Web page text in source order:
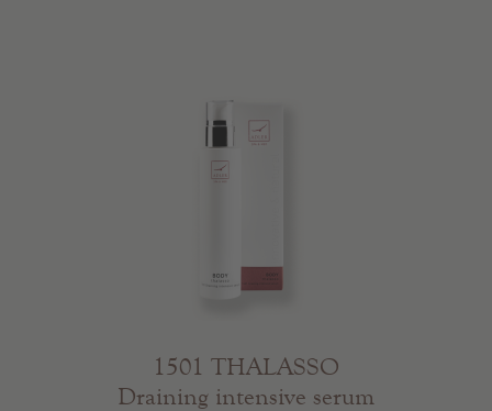
1501 THALASSO
Draining intensive serum